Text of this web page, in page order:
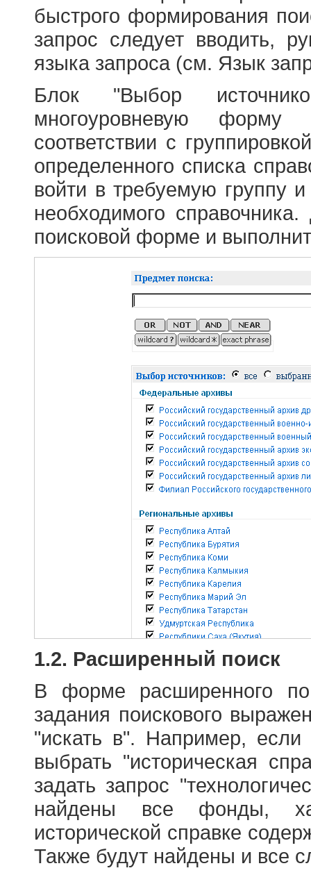
быстрого формирования
запрос следует вводить,
языка запроса (см. Язык
Блок "Выбор
многоуровневую форму
соответствии с
определенного списка
войти в требуемую группу и
необходимого
поисковой форме и
1.2. Расширенный поиск
В форме расширенного
задания поискового
"искать в". Например,
выбрать "историческая
задать запрос
найдены все фонды,
исторической справке
Также будут найдены и все